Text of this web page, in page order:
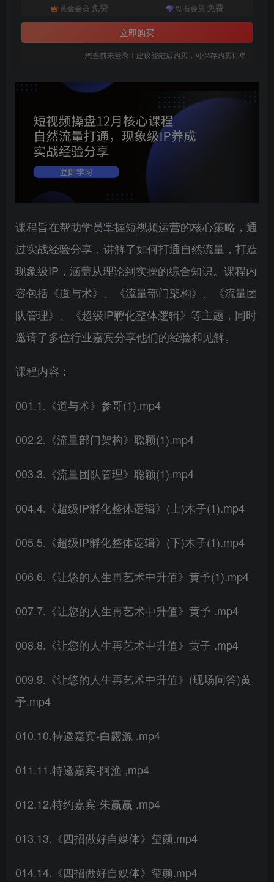
黄金会员 免费 钻石会员 免费
立即购买
您当前未登录！建议登陆后购买，可保存购买订单
课程旨在帮助学员掌握短视频运营的核心策略，通
过实战经验分享，讲解了如何打通自然流量，打造
现象级IP，涵盖从理论到实操的综合知识。课程内
容包括《道与术》、《流量部门架构》、《流量团
队管理》、《超级IP孵化整体逻辑》等主题，同时
邀请了多位行业嘉宾分享他们的经验和见解。
课程内容：
001.1.《道与术》参哥(1).mp4
002.2.《流量部门架构》聪颖(1).mp4
003.3.《流量团队管理》聪颖(1).mp4
004.4.《超级IP孵化整体逻辑》(上)木子(1).mp4
005.5.《超级IP孵化整体逻辑》(下)木子(1).mp4
006.6.《让悠的人生再艺术中升值》黄予(1).mp4
007.7.《让您的人生再艺术中升值》黄予 .mp4
008.8.《让您的人生再艺术中升值》黄子 .mp4
009.9.《让悠的人生再艺术中升值》(现场问答)黄
予.mp4
010.10.特邀嘉宾-白露源 .mp4
011.11.特邀嘉宾-阿渔 ,mp4
012.12.特约嘉宾-朱赢赢 .mp4
013.13.《四招做好自媒体》玺颜.mp4
014.14.《四招做好自媒体》玺颜.mp4